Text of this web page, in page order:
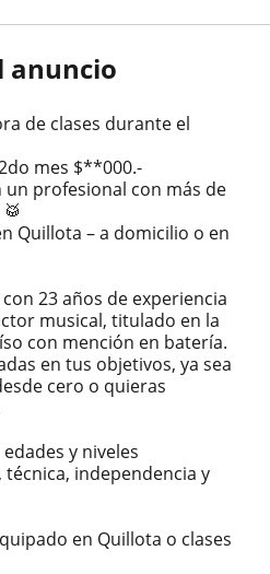
anuncio
de clases durante el
mes $**000.-
un profesional con más de
Quillota – a domicilio o en
23 años de experiencia
musical, titulado en la
con mención en batería.
en tus objetivos, ya sea
cero o quieras
y niveles
independencia y
en Quillota o clases